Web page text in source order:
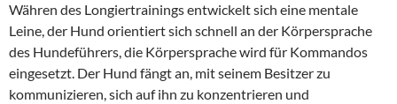
Währen des Longiertrainings entwickelt sich eine mentale
Leine, der Hund orientiert sich schnell an der Körpersprache
des Hundeführers, die Körpersprache wird für Kommandos
eingesetzt. Der Hund fängt an, mit seinem Besitzer zu
kommunizieren, sich auf ihn zu konzentrieren und